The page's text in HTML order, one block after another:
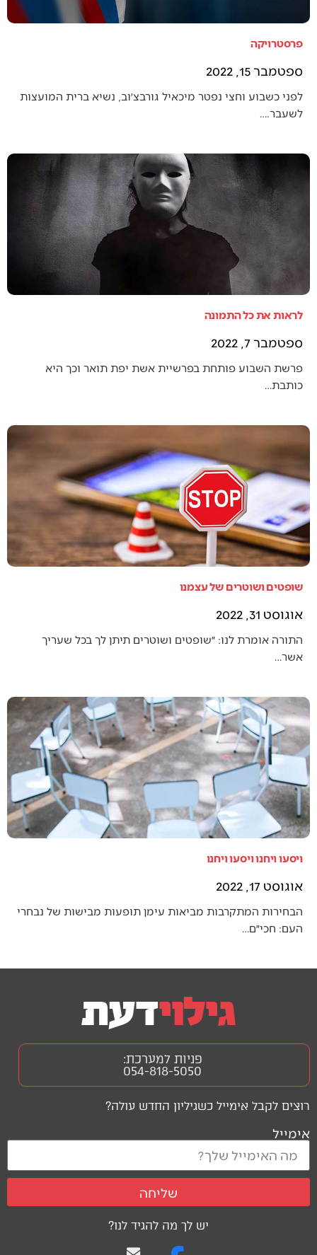
פרסטרויקה
ספטמבר 15, 2022
לפני כשבוע וחצי נפטר מיכאיל גורבצ׳וב, נשיא ברית המועצות
לשעבר.…
לראות את כל התמונה
ספטמבר 7, 2022
פרשת השבוע פותחת בפרשיית אשת יפת תואר וכך היא
כותבת…
שופטים ושוטרים של עצמנו
אוגוסט 31, 2022
התורה אומרת לנו: ״שופטים ושוטרים תיתן לך בכל שעריך
אשר…
ויסעו ויחנו ויסעו ויחנו
אוגוסט 17, 2022
הבחירות המתקרבות מביאות עימן תופעות מבישות של נבחרי
העם: חכי״ם…
יש לך מה להגיד לנו?
רוצים לקבל אימייל כשגיליון החדש עולה?
אימייל
שליחה
פניות למערכת:
054-818-5050